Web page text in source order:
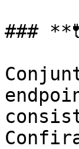
###